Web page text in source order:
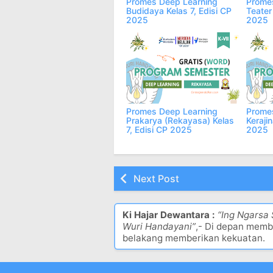
Budidaya Kelas 7, Edisi CP
2025
Teater
2025
Promes Deep Learning
Prakarya (Rekayasa) Kelas
7, Edisi CP 2025
2025
Next Post
Ki Hajar Dewantara : “Ing
Wuri Handayani”,- Di depan
belakang memberikan kekuatan.